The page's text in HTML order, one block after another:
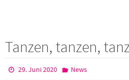
Tanzen, tanzen,
29. Juni 2020 News